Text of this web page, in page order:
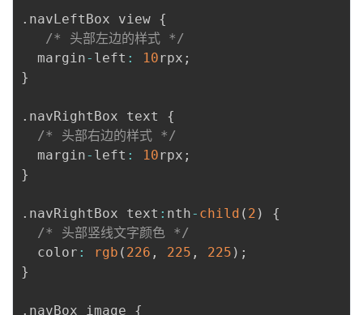
. navLeftBox view {
/* 头部左边的样式 */
  margin
- left : 10rpx ;
}
. navRightBox text {
/* 头部右边的样式 */
  margin
- left : 10rpx ;
}
. navRightBox text : nth- child ( 2 )
{
/* 头部竖线文字颜色 */
  color
: rgb ( 226 , 225 , 225 ) ;
}
. navBox image {